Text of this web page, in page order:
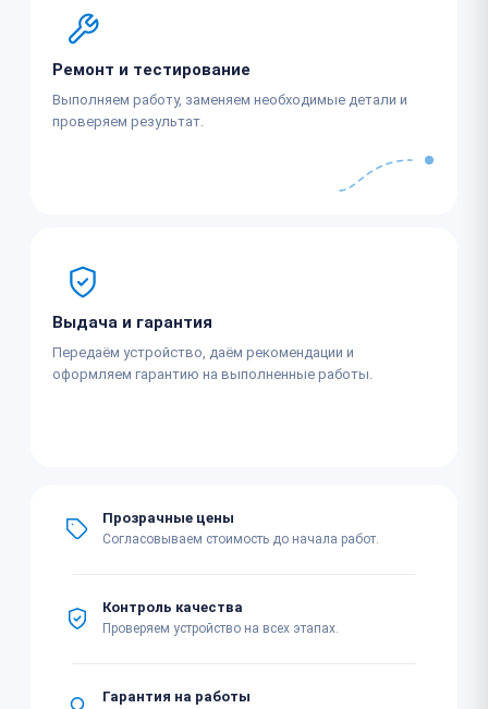
Ремонт и тестирование
Выполняем работу, заменяем необходимые детали и
проверяем результат.
Выдача и гарантия
Передаём устройство, даём рекомендации и
оформляем гарантию на выполненные работы.
Прозрачные цены
Согласовываем стоимость до начала работ.
Контроль качества
Проверяем устройство на всех этапах.
Гарантия на работы